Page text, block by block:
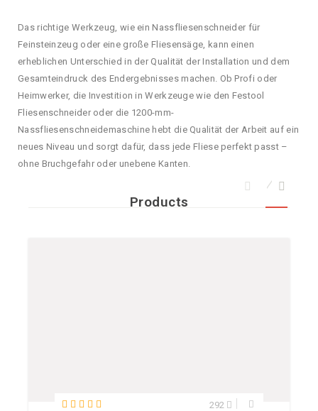
Das richtige Werkzeug, wie ein Nassfliesenschneider für
Feinsteinzeug oder eine große Fliesensäge, kann einen
erheblichen Unterschied in der Qualität der Installation und dem
Gesamteindruck des Endergebnisses machen. Ob Profi oder
Heimwerker, die Investition in Werkzeuge wie den Festool
Fliesenschneider oder die 1200-mm-
Nassfliesenschneidemaschine hebt die Qualität der Arbeit auf ein
neues Niveau und sorgt dafür, dass jede Fliese perfekt passt –
ohne Bruchgefahr oder unebene Kanten.
Products
292